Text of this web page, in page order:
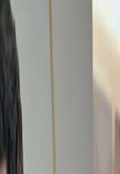
em alguns pilares:
às tecnologias
todo o mundo.
a fundo e as
o negócio que já
exemplos bem-sucedidos
no modelo. Boa leitura!
e como